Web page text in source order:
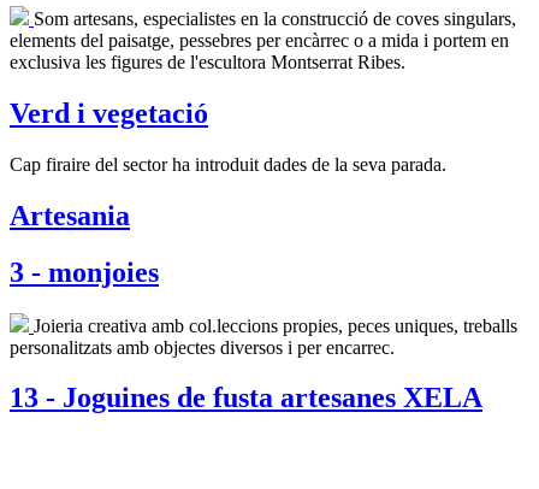
Som artesans, especialistes en la construcció de coves singulars,
elements del paisatge, pessebres per encàrrec o a mida i portem en
exclusiva les figures de l'escultora Montserrat Ribes.
Verd i vegetació
Cap firaire del sector ha introduit dades de la seva parada.
Artesania
3 - monjoies
Joieria creativa amb col.leccions propies, peces uniques, treballs
personalitzats amb objectes diversos i per encarrec.
13 - Joguines de fusta artesanes XELA